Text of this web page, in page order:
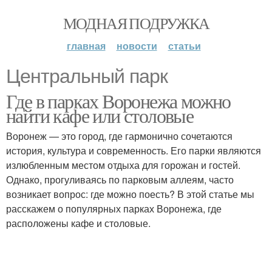
МОДНАЯ ПОДРУЖКА
главная новости статьи
Центральный парк
Где в парках Воронежа можно
найти кафе или столовые
Воронеж — это город, где гармонично сочетаются
история, культура и современность. Его парки являются
излюбленным местом отдыха для горожан и гостей.
Однако, прогуливаясь по парковым аллеям, часто
возникает вопрос: где можно поесть? В этой статье мы
расскажем о популярных парках Воронежа, где
расположены кафе и столовые.